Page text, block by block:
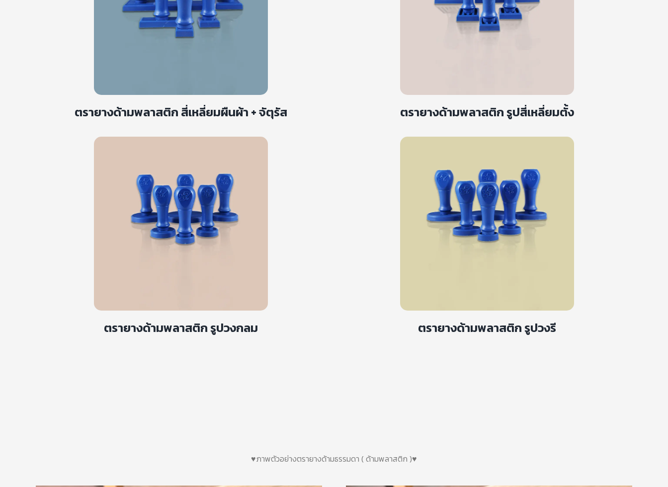
ตรายางด้ามพลาสติก สี่เหลี่ยมผืนผ้า + จัตุรัส ตรายางด้ามพลาสติก รูปสี่เหลี่ยมตั้ง
ตรายางด้ามพลาสติก รูปวงกลม ตรายางด้ามพลาสติก รูปวงรี
♥ภาพตัวอย่างตรายางด้ามธรรมดา ( ด้ามพลาสติก )♥